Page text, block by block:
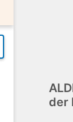
der